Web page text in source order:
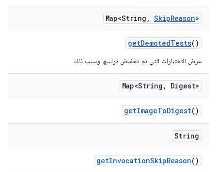
Map<String , SkipReason>
getDemotedTests()
عرض الاختبارات التي تم تخفيض ترتيبها وسبب ذلك
Map<String , Digest>
getImageToDigest()
String
getInvocationSkipReason()